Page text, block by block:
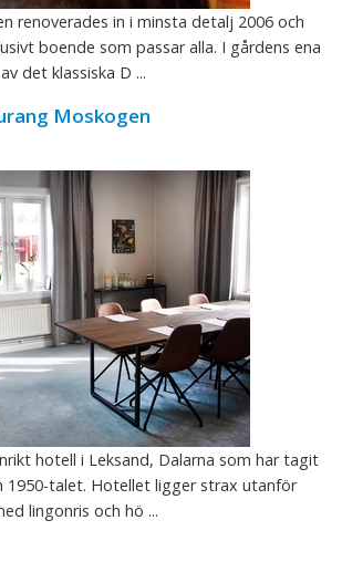
renoverades in i minsta detalj 2006 och
boende som passar alla. I gårdens ena
det klassiska D ...
Moskogen
hotell i Leksand, Dalarna som har tagit
1950-talet. Hotellet ligger strax utanför
lingonris och hö ...